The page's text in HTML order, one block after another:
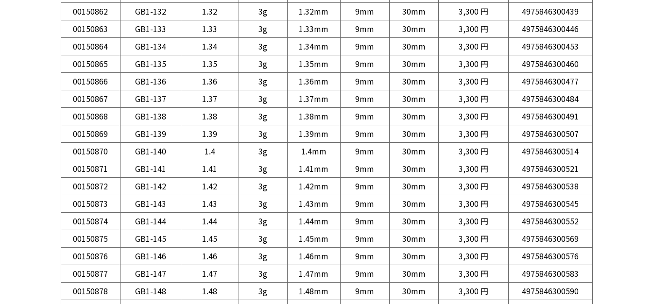
00150862
GB1-132 1.32 3g 1.32mm 9mm 30mm 3,300 円
4975846300439
00150863
GB1-133 1.33 3g 1.33mm 9mm 30mm 3,300 円
4975846300446
00150864
GB1-134 1.34 3g 1.34mm 9mm 30mm 3,300 円
4975846300453
00150865
GB1-135 1.35 3g 1.35mm 9mm 30mm 3,300 円
4975846300460
00150866
GB1-136 1.36 3g 1.36mm 9mm 30mm 3,300 円
4975846300477
00150867
GB1-137 1.37 3g 1.37mm 9mm 30mm 3,300 円
4975846300484
00150868
GB1-138 1.38 3g 1.38mm 9mm 30mm 3,300 円
4975846300491
00150869
GB1-139 1.39 3g 1.39mm 9mm 30mm 3,300 円
4975846300507
00150870
GB1-140 1.4 3g 1.4mm 9mm 30mm 3,300 円
4975846300514
00150871
GB1-141 1.41 3g 1.41mm 9mm 30mm 3,300 円
4975846300521
00150872
GB1-142 1.42 3g 1.42mm 9mm 30mm 3,300 円
4975846300538
00150873
GB1-143 1.43 3g 1.43mm 9mm 30mm 3,300 円
4975846300545
00150874
GB1-144 1.44 3g 1.44mm 9mm 30mm 3,300 円
4975846300552
00150875
GB1-145 1.45 3g 1.45mm 9mm 30mm 3,300 円
4975846300569
00150876
GB1-146 1.46 3g 1.46mm 9mm 30mm 3,300 円
4975846300576
00150877
GB1-147 1.47 3g 1.47mm 9mm 30mm 3,300 円
4975846300583
00150878
GB1-148 1.48 3g 1.48mm 9mm 30mm 3,300 円
4975846300590